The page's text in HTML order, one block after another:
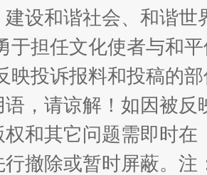
建安的艺术幻境
建设和谐社会、和谐
于担任文化使者与和
映投诉报料和投稿的
，请谅解！如因被
权和其它问题需即时在
行撤除或暂时屏蔽。